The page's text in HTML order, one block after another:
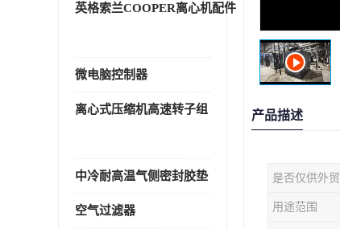
英格索兰COOPER离心机配件
微电脑控制器
离心式压缩机高速转子组
中冷耐高温气侧密封胶垫
空气过滤器
产品描述
是否仅供外贸
用途范围